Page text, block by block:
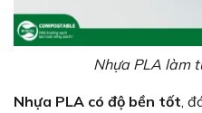
Nhựa PLA làm
Nhựa PLA có độ bền tốt ,